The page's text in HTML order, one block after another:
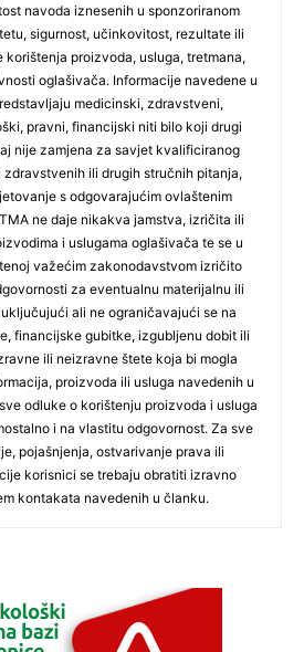
navoda iznesenih u sponzoriranom
sigurnost, učinkovitost, rezultate ili
proizvoda, usluga, tretmana,
oglašivača. Informacije navedene u
medicinski, zdravstveni,
pravni, financijski niti bilo koji drugi
nije zamjena za savjet kvalificiranog
ili drugih stručnih pitanja,
s odgovarajućim ovlaštenim
ne daje nikakva jamstva, izričita ili
i uslugama oglašivača te se u
važećim zakonodavstvom izričito
za eventualnu materijalnu ili
ali ne ograničavajući se na
financijske gubitke, izgubljenu dobit ili
ili neizravne štete koja bi mogla
proizvoda ili usluga navedenih u
odluke o korištenju proizvoda i usluga
i na vlastitu odgovornost. Za sve
pojašnjenja, ostvarivanje prava ili
korisnici se trebaju obratiti izravno
kontakata navedenih u članku.